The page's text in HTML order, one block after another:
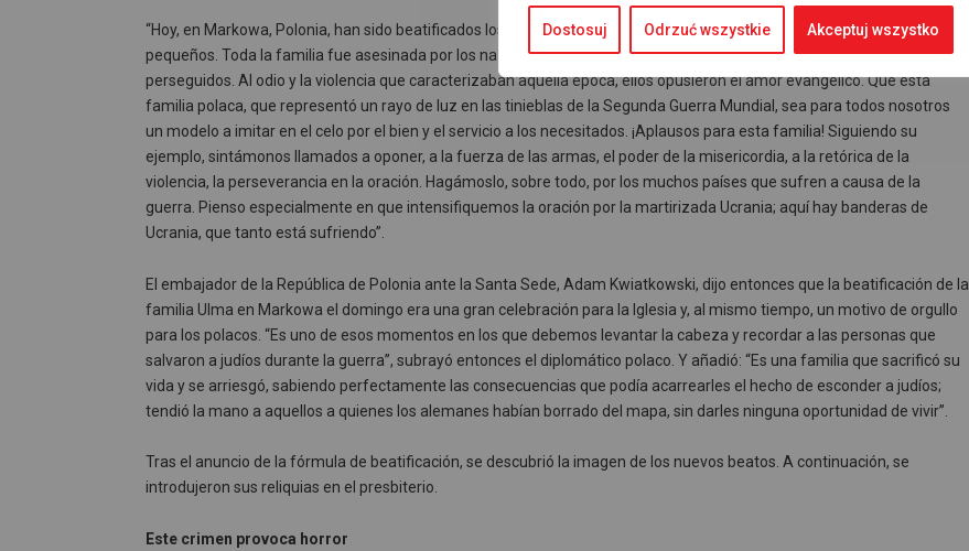
Dostosuj Odrzuć wszystkie Akceptuj wszystko
“Hoy, en Markowa, Polonia, han sido beatificados los mártires Józef y Wiktoria Ulma, junto con sus siete hijos
pequeños. Toda la familia fue asesinada por los nazis el 24 de marzo de 1944 por dar refugio a varios judíos
perseguidos. Al odio y la violencia que caracterizaban aquella época, ellos opusieron el amor evangélico. Que esta
familia polaca, que representó un rayo de luz en las tinieblas de la Segunda Guerra Mundial, sea para todos nosotros
un modelo a imitar en el celo por el bien y el servicio a los necesitados. ¡Aplausos para esta familia! Siguiendo su
ejemplo, sintámonos llamados a oponer, a la fuerza de las armas, el poder de la misericordia, a la retórica de la
violencia, la perseverancia en la oración. Hagámoslo, sobre todo, por los muchos países que sufren a causa de la
guerra. Pienso especialmente en que intensifiquemos la oración por la martirizada Ucrania; aquí hay banderas de
Ucrania, que tanto está sufriendo”.
El embajador de la República de Polonia ante la Santa Sede, Adam Kwiatkowski, dijo entonces que la beatificación de la
familia Ulma en Markowa el domingo era una gran celebración para la Iglesia y, al mismo tiempo, un motivo de orgullo
para los polacos. “Es uno de esos momentos en los que debemos levantar la cabeza y recordar a las personas que
salvaron a judíos durante la guerra”, subrayó entonces el diplomático polaco. Y añadió: “Es una familia que sacrificó su
vida y se arriesgó, sabiendo perfectamente las consecuencias que podía acarrearles el hecho de esconder a judíos;
tendió la mano a aquellos a quienes los alemanes habían borrado del mapa, sin darles ninguna oportunidad de vivir”.
Tras el anuncio de la fórmula de beatificación, se descubrió la imagen de los nuevos beatos. A continuación, se
introdujeron sus reliquias en el presbiterio.
Este crimen provoca horror